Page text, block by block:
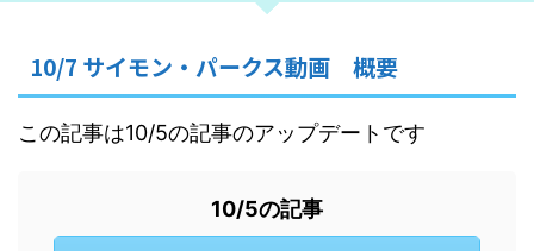
10/7 サイモン・パークス動画 概要
この記事は10/5の記事のアップデートです
10/5の記事